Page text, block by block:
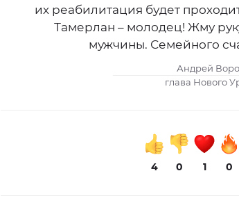
их реабилитация будет
Тамерлан – молодец! Жму
мужчины. Семейного
Андрей
глава Нового
4 0 1 0